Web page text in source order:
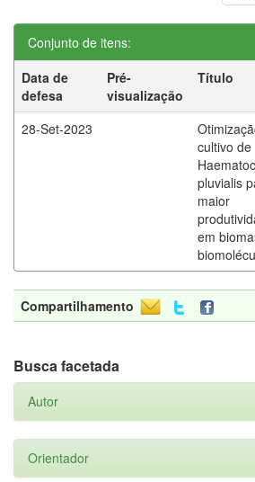
Conjunto de itens:
Data de
defesa
Pré-
visualização
Título
28-Set-2023
cultivo de
pluvialis
maior
em
Compartilhamento
Busca facetada
Autor
Orientador